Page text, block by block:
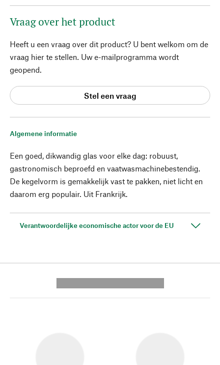
Algemene informatie
Een goed, dikwandig glas voor elke dag: robuust,
gastronomisch beproefd en vaatwasmachinebestendig.
De kegelvorm is gemakkelijk vast te pakken, niet licht en
daarom erg populair. Uit Frankrijk.
Verantwoordelijke economische actor voor de EU
Vraag over het product
Heeft u een vraag over dit product? U bent welkom om de
vraag hier te stellen. Uw e-mailprogramma wordt
geopend.
Stel een vraag